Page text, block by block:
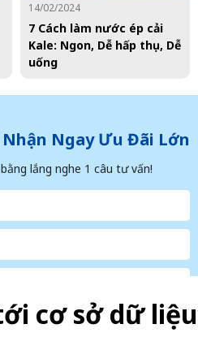
14/02/2024
7 Cách làm nước ép cải
Kale: Ngon, Dễ hấp thụ, Dễ
uống
Ngay Ưu Đãi Lớn
lắng nghe 1 câu tư vấn!
cơ sở dữ liệu